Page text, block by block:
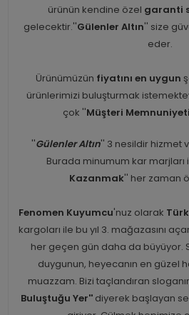
ürünün kendine özel garanti
gelecektir.''Gülenler Altın'' size
eder.
Ürünümüzün fiyatını en uygun
ürünlerimizi buluşturmak
çok ''Müşteri Memnuniyeti
''Gülenler Altın'' 3 nesildir hizmet
Burada minumum kar marjları
Kazanmak'' her zaman
Fenomen Kuyumcu'nuz olarak
kargoları ile bu yıl 3. mağazasını
her geçen gün daha da büyüyor.
duygunun, heyecanın en güzel
muazzam. Bizi taçlandıran
Buluştuğu Yer'' diyerek başlayan